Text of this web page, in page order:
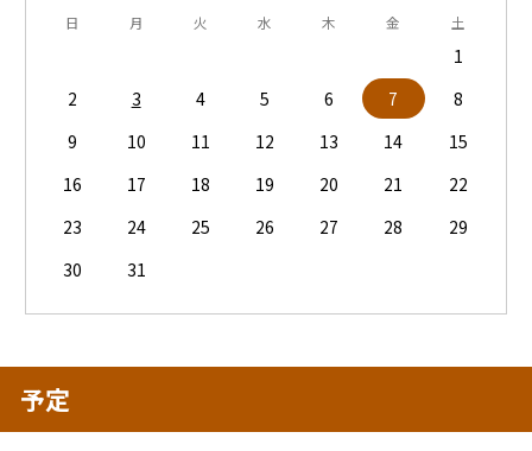
日 月 火 水 木 金 土
1
2
3 4 5 6 7
8
9
10 11 12 13 14
15
16
17 18 19 20 21
22
23
24 25 26 27 28
29
30
31
予定